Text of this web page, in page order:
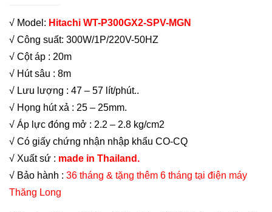
√ Model: Hitachi WT-P300GX2-SPV-MGN
√ Công suất: 300W/1P/220V-50HZ
√ Cột áp : 20m
√ Hút sâu : 8m
√ Lưu lượng : 47 – 57 lít/phút..
√ Họng hút xả : 25 – 25mm.
√ Áp lực đóng mở : 2.2 – 2.8 kg/cm2
√ Có giấy chứng nhận nhập khẩu CO-CQ
√ Xuất sứ : made in Thailand.
√ Bảo hành : 36 tháng & tặng thêm 6 tháng tại điện máy
Thăng Long